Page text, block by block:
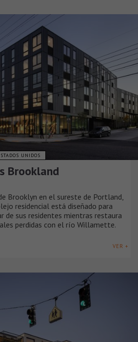
UNIDOS
Brookland
Brooklyn en el sureste de Portland,
residencial está diseñado para
de sus residentes mientras restaura
perdidas con el río Willamette.
VER +